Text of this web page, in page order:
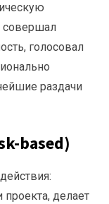
совершал
голосовал
раздачи
based)
делает